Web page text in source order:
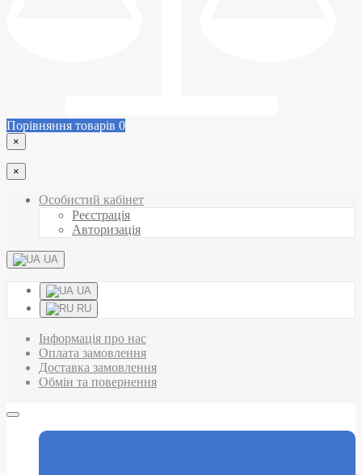
Порівняння товарів 0
×
×
Особистий кабінет
Реєстрація
Авторизація
UA
UA
RU
Інформація про нас
Оплата замовлення
Доставка замовлення
Обмін та повернення